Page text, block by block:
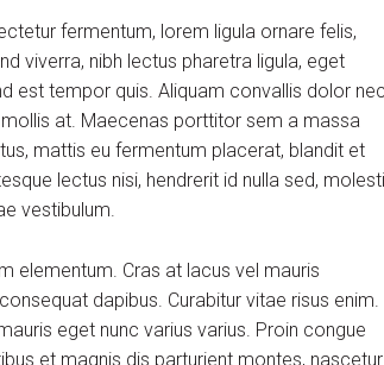
fermentum, lorem ligula ornare felis,
viverra, nibh lectus pharetra ligula, eget
est tempor quis. Aliquam convallis dolor
at. Maecenas porttitor sem a massa
mattis eu fermentum placerat, blandit et
lectus nisi, hendrerit id nulla sed,
vestibulum.
elementum. Cras at lacus vel mauris
dapibus. Curabitur vitae risus enim.
eget nunc varius varius. Proin congue
et magnis dis parturient montes, nascetur